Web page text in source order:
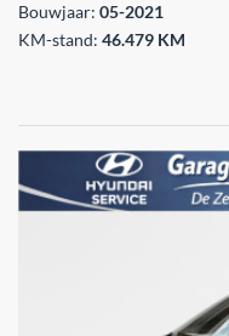
Bouwjaar: 05-2021
KM-stand: 46.479 KM